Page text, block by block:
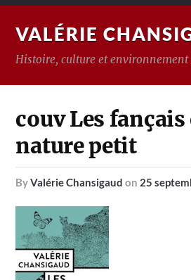
VALÉRIE
Histoire, culture et environnement
couv Les fançais
nature petit
byValérie Chansigaud on 25